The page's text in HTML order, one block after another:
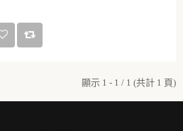
顯示 1 - 1 / 1 (共計 1 頁)